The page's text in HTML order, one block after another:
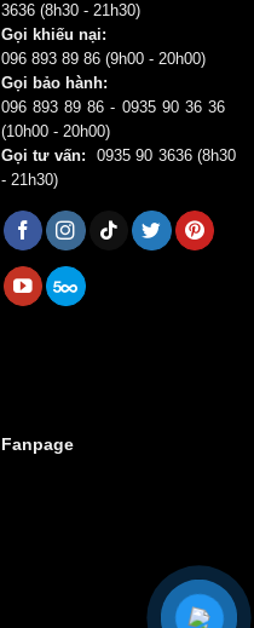
3636 (8h30 - 21h30)
Gọi khiếu nại:
096 893 89 86 (9h00 - 20h00)
Gọi bảo hành:
096 893 89 86 - 0935 90 36 36
(10h00 - 20h00)
Gọi tư vấn:
0935 90 3636(8h30
- 21h30)
Fanpage